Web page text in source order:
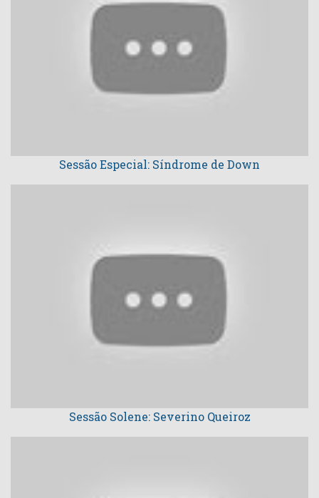
Sessão Especial: Síndrome de Down
Sessão Solene: Severino Queiroz